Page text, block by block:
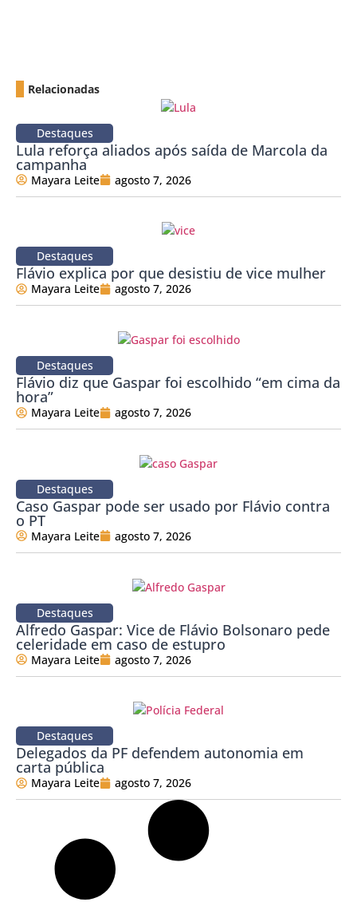
Relacionadas
Destaques
Lula reforça aliados após saída de Marcola da
campanha
Mayara Leite agosto 7, 2026
Destaques
Flávio explica por que desistiu de vice mulher
Mayara Leite agosto 7, 2026
Destaques
Flávio diz que Gaspar foi escolhido “em cima da
hora”
Mayara Leite agosto 7, 2026
Destaques
Caso Gaspar pode ser usado por Flávio contra
o PT
Mayara Leite agosto 7, 2026
Destaques
Alfredo Gaspar: Vice de Flávio Bolsonaro pede
celeridade em caso de estupro
Mayara Leite agosto 7, 2026
Destaques
Delegados da PF defendem autonomia em
carta pública
Mayara Leite agosto 7, 2026